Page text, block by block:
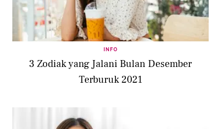
INFO
3 Zodiak yang Jalani Bulan Desember
Terburuk 2021